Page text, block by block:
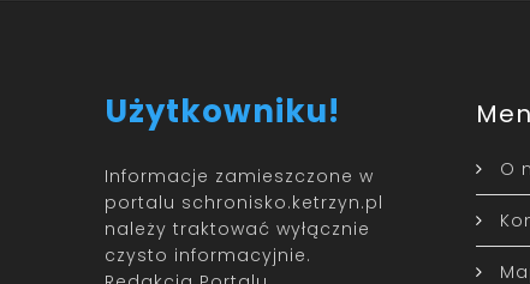
Użytkowniku!
Informacje zamieszczone w
portalu schronisko.ketrzyn.pl
należy traktować wyłącznie
czysto informacyjnie.
O